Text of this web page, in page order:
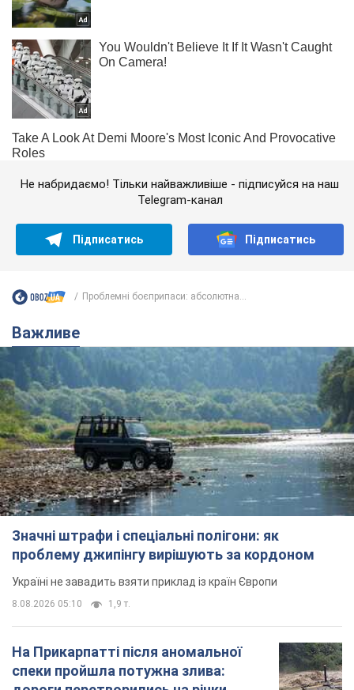
Не набридаємо! Тільки найважливіше - підписуйся на наш
Telegram-канал
Підписатись Підписатись
Проблемні боєприпаси: абсолютна...
Важливе
Значні штрафи і спеціальні полігони: як
проблему джипінгу вирішують за кордоном
Україні не завадить взяти приклад із країн Європи
8.08.2026 05:10 1,9 т.
На Прикарпатті після аномальної
спеки пройшла потужна злива: